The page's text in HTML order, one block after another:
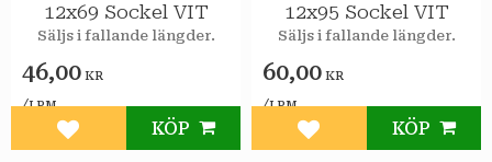
12x69 Sockel VIT
Säljs i fallande längder.
46,00 KR
/LPM
Lägg till i favoriter
KÖP
12x95 Sockel VIT
Säljs i fallande längder.
60,00 KR
/LPM
Lägg till i favoriter
KÖP